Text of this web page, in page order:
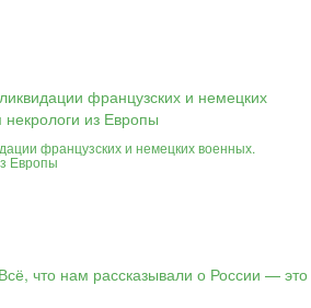
французских и немецких военных.
Европы